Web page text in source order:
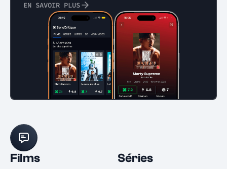
EN SAVOIR PLUS
Films Séries